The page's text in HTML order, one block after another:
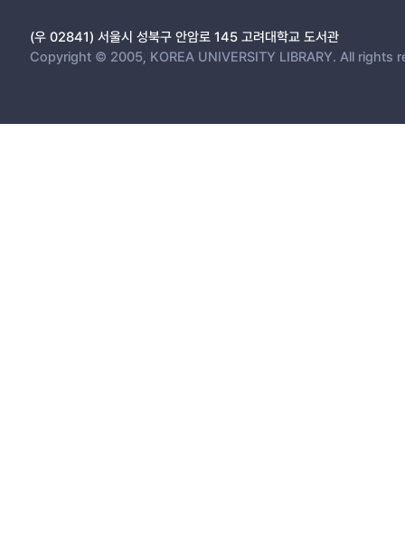
(우 02841) 서울시 성북구 안암로 145 고려대학교 도서관
Copyright © 2005, KOREA UNIVERSITY LIBRARY. All rights